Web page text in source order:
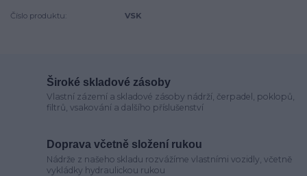
Číslo produktu: VSK
Široké skladové zásoby
Vlastní zázemí a skladové zásoby nádrží, čerpadel, poklopů,
filtrů, vsakování a dalšího příslušenství
Doprava včetně složení rukou
Nádrže z našeho skladu rozvážíme vlastními vozidly, včetně
vykládky hydraulickou rukou